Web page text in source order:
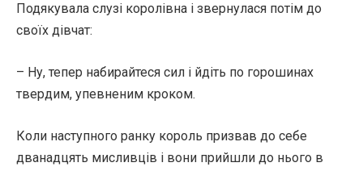
Подякувала слузі королівна і звернулася потім до
своїх дівчат:
– Ну, тепер набирайтеся сил і йдіть по горошинах
твердим, упевненим кроком.
Коли наступного ранку король призвав до себе
дванадцять мисливців і вони прийшли до нього в